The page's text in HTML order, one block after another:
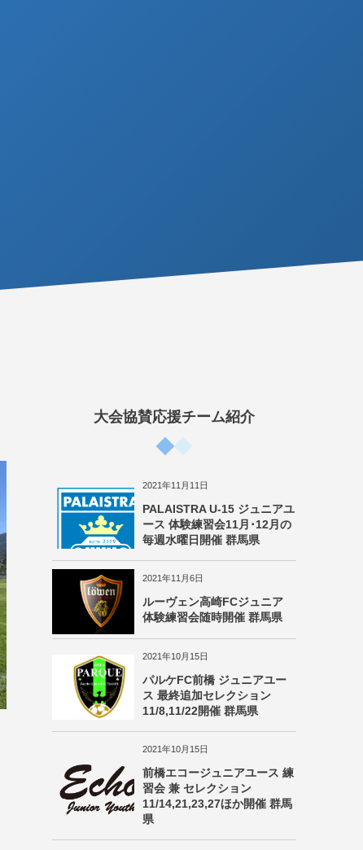
大会協賛応援チーム紹介
2021年11月11日
PALAISTRA U-15 ジュニアユ
ース 体験練習会11月･12月の
毎週水曜日開催 群馬県
2021年11月6日
ルーヴェン高崎FCジュニア
体験練習会随時開催 群馬県
2021年10月15日
パルケFC前橋 ジュニアユー
ス 最終追加セレクション
11/8,11/22開催 群馬県
2021年10月15日
前橋エコージュニアユース 練
習会 兼 セレクション
11/14,21,23,27ほか開催 群馬
県